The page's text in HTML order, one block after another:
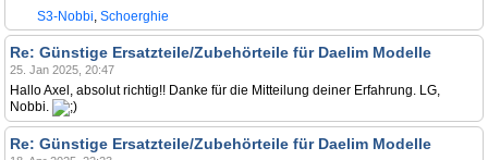
S3-Nobbi, Schoerghie
Re: Günstige Ersatzteile/Zubehörteile für Daelim Modelle
25. Jan 2025, 20:47
Hallo Axel, absolut richtig!! Danke für die Mitteilung deiner Erfahrung. LG,
Nobbi.
Re: Günstige Ersatzteile/Zubehörteile für Daelim Modelle